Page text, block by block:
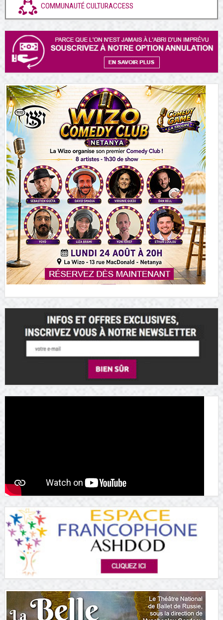
COMMUNAUTÉ CULTURACCESS